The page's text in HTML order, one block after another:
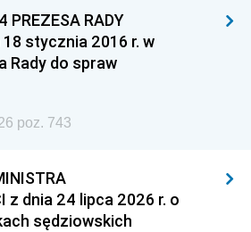
PREZESA RADY
18 stycznia 2016 r. w
Rady do spraw
poz. 743
z dnia 24 lipca 2026 r. o
sędziowskich